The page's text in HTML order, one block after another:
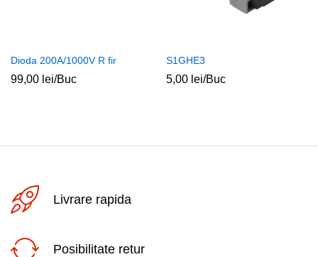
Dioda 200A/1000V R fir
99,00 lei/Buc
S1GHE3
5,00 lei/Buc
Livrare rapida
Posibilitate retur